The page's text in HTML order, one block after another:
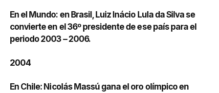
En el Mundo: en Brasil, Luiz Inácio Lula da Silva se
convierte en el 36º presidente de ese país para el
periodo 2003 – 2006.
2004
En Chile: Nicolás Massú gana el oro olímpico en